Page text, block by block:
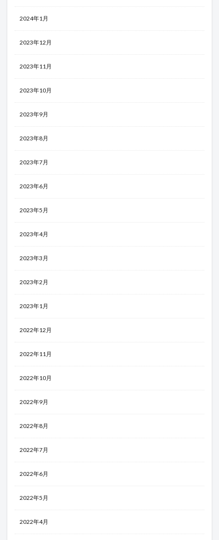
2024年1月
2023年12月
2023年11月
2023年10月
2023年9月
2023年8月
2023年7月
2023年6月
2023年5月
2023年4月
2023年3月
2023年2月
2023年1月
2022年12月
2022年11月
2022年10月
2022年9月
2022年8月
2022年7月
2022年6月
2022年5月
2022年4月